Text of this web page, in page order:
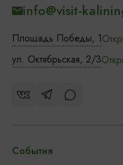
Площадь Победы, 1
ул. Октябрьская, 2/3
info@visit-
События